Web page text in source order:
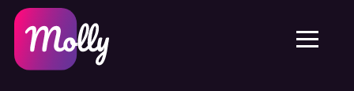
Hudvård
Hårvård
Dela rabattkod
Funktioner
Jobb
Plattform
Molly till iPhone och iPad
SE